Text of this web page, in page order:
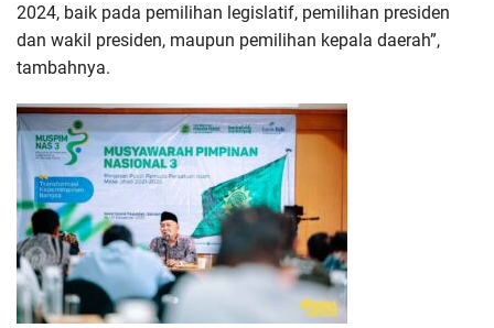
2024, baik pada pemilihan legislatif, pemilihan presiden
dan wakil presiden, maupun pemilihan kepala daerah”,
tambahnya.